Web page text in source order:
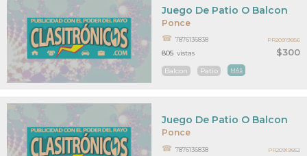
Ponce
$300
Juego De Patio O Balcon
7876136838
Balcon Patio MAS
805 vistas
PR20919856
Ponce
Juego De Patio O Balcon
7876136838 PR20919852